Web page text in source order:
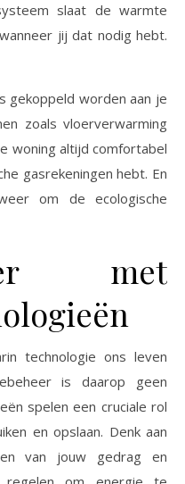
slaat de warmte
jij dat nodig hebt.
gekoppeld worden aan je
zoals vloerverwarming
woning altijd comfortabel
gasrekeningen hebt. En
om de ecologische
met
technologie ons leven
is daarop geen
spelen een cruciale rol
en opslaan. Denk aan
van jouw gedrag en